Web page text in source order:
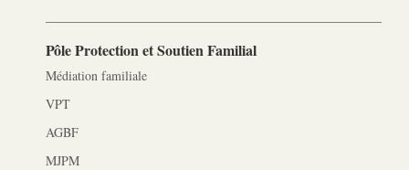
Pôle Protection et Soutien Familial
Médiation familiale
VPT
AGBF
MJPM